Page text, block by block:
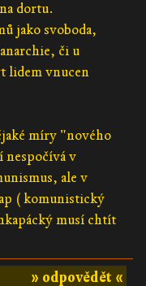
dortu.
jako svoboda,
či u
lidem vnucen
míry "nového
nespočívá v
ale v
( komunistický
musí chtít
» odpovědět «